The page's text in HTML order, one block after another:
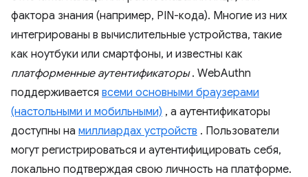
фактора знания (например, PIN-кода). Многие из них
интегрированы в вычислительные устройства, такие
как ноутбуки или смартфоны, и известны как
платформенные аутентификаторы. WebAuthn
поддерживается всеми основными браузерами
(настольными и мобильными) , а аутентификаторы
доступны на миллиардах устройств . Пользователи
могут регистрироваться и аутентифицировать себя,
локально подтверждая свою личность на платформе.